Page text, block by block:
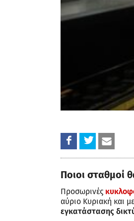
Ποιοι σταθμοί
Προσωρινές
αύριο Κυριακή και
εγκατάστασης